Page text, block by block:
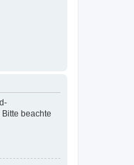
beachte